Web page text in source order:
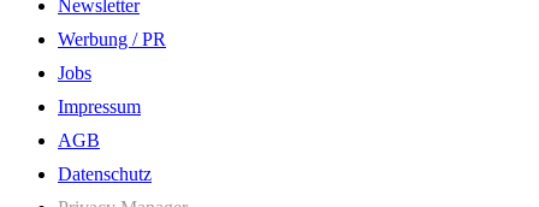
Newsletter
Werbung / PR
Jobs
Impressum
AGB
Datenschutz